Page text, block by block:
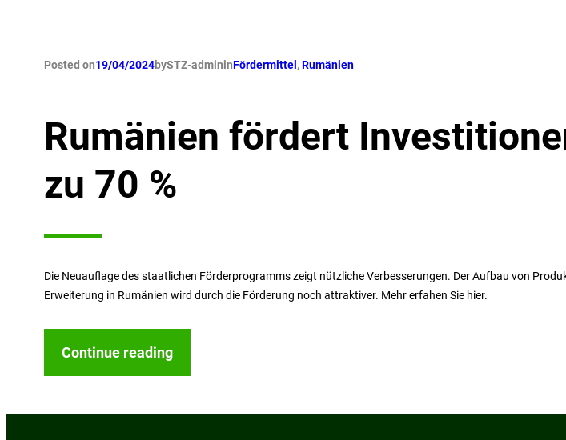
Posted on19/04/2024bySTZ-admininFördermittel , Rumänien
Rumänien fördert
zu 70 %
Die Neuauflage des staatlichen Förderprogramms zeigt nützliche Verbesserungen. Der Aufbau von
Erweiterung in Rumänien wird durch die Förderung noch attraktiver. Mehr erfahen Sie hier.
Continue reading